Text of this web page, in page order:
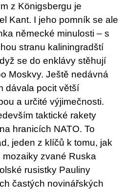
z Königsbergu je
Kant. I jeho pomník se ale
německé minulosti – s
stranu kaliningradští
se do enklávy stěhují
Moskvy. Ještě nedávná
dávala pocit větší
a určité výjimečnosti.
taktické rakety
hranicích NATO. To
jeden z klíčů k tomu, jak
zvané Ruska
rusistky Pauliny
častých novinářských